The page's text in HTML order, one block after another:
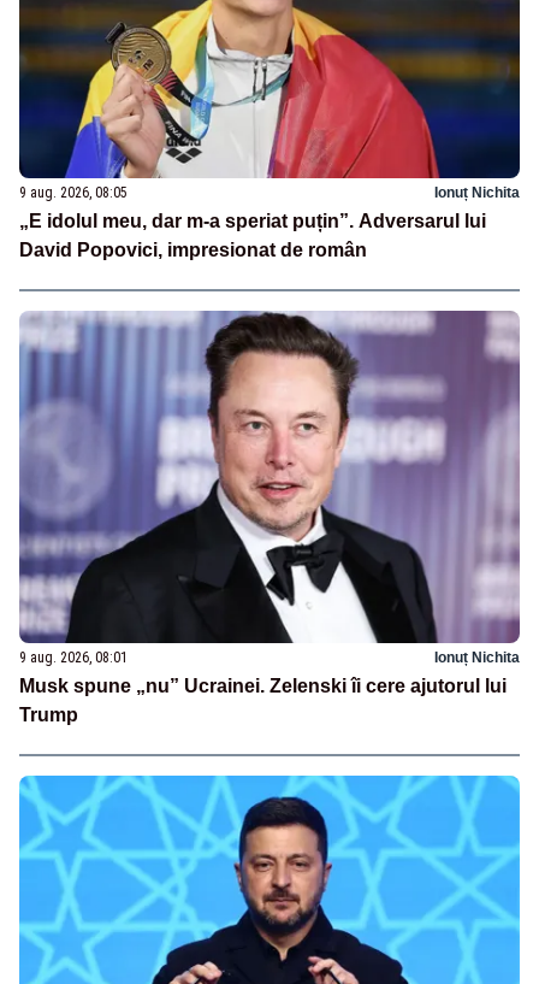
9 aug. 2026, 08:05 Ionuț Nichita
„E idolul meu, dar m-a speriat puțin”. Adversarul lui
David Popovici, impresionat de român
9 aug. 2026, 08:01 Ionuț Nichita
Musk spune „nu” Ucrainei. Zelenski îi cere ajutorul lui
Trump